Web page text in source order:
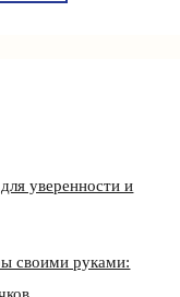
уверенности и
своими руками: